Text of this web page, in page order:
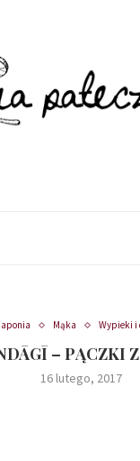
Mąka Wypieki i
– PĄCZKI
16 lutego, 2017